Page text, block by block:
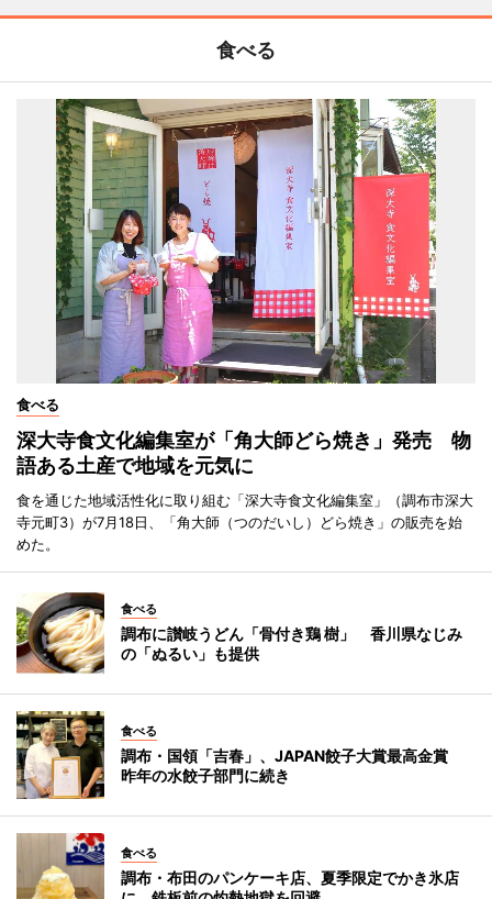
食べる
食べる
深大寺食文化編集室が「角大師どら焼き」発売 物
語ある土産で地域を元気に
食を通じた地域活性化に取り組む「深大寺食文化編集室」（調布市深大
寺元町3）が7月18日、「角大師（つのだいし）どら焼き」の販売を始
めた。
食べる
調布に讃岐うどん「骨付き鶏 樹」 香川県なじみ
の「ぬるい」も提供
食べる
調布・国領「吉春」、JAPAN餃子大賞最高金賞
昨年の水餃子部門に続き
食べる
調布・布田のパンケーキ店、夏季限定でかき氷店